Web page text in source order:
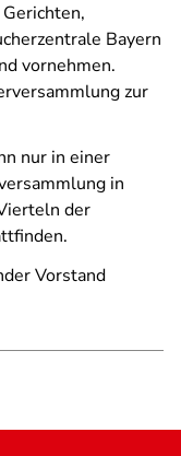
Bayern
vornehmen.
zur
nur in einer
in
der
Vorstand